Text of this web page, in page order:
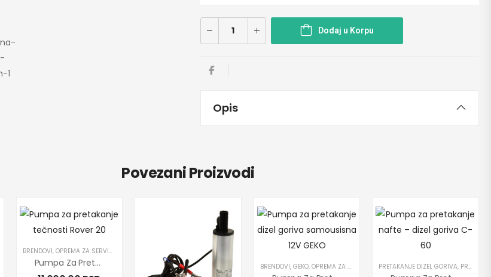
Dodaj u Korpu
Opis
Povezani Proizvodi
, PRETAKANJE ULJA
BRENDOVI, OPREMA ZA SERVISE PROIZVODI
Pumpa Za Pretakanje Tečnosti Rover 20 BRENDOVI, GEKO, OPREMA ZA SERVISE PRETAKANJE DIZEL GORIVA,PROIZVODI
PRETAKANJE DIZEL GORIVA, PROIZVODI